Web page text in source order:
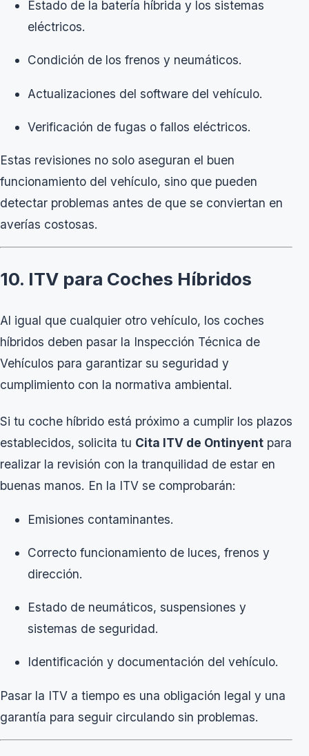
Estado de la batería híbrida y los sistemas
eléctricos.
Condición de los frenos y neumáticos.
Actualizaciones del software del vehículo.
Verificación de fugas o fallos eléctricos.
Estas revisiones no solo aseguran el buen
funcionamiento del vehículo, sino que pueden
detectar problemas antes de que se conviertan en
averías costosas.
10. ITV para Coches Híbridos
Al igual que cualquier otro vehículo, los coches
híbridos deben pasar la Inspección Técnica de
Vehículos para garantizar su seguridad y
cumplimiento con la normativa ambiental.
Si tu coche híbrido está próximo a cumplir los plazos
establecidos, solicita tu Cita ITV de Ontinyent para
realizar la revisión con la tranquilidad de estar en
buenas manos. En la ITV se comprobarán:
Emisiones contaminantes.
Correcto funcionamiento de luces, frenos y
dirección.
Estado de neumáticos, suspensiones y
sistemas de seguridad.
Identificación y documentación del vehículo.
Pasar la ITV a tiempo es una obligación legal y una
garantía para seguir circulando sin problemas.